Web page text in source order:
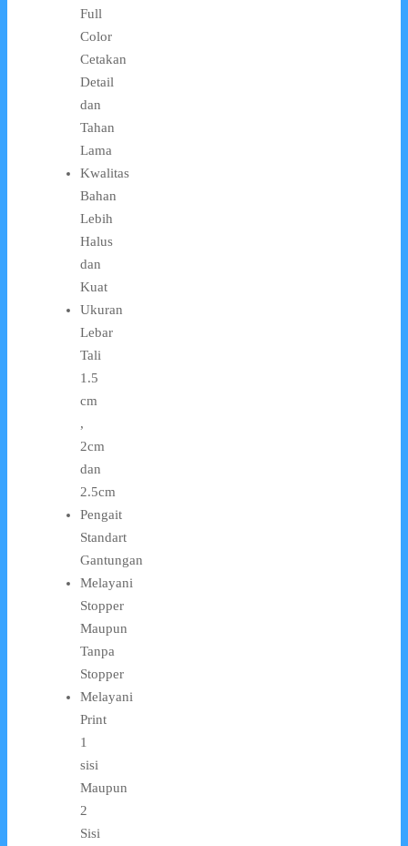
Full
Color
Cetakan
Detail
dan
Tahan
Lama
Kwalitas
Bahan
Lebih
Halus
dan
Kuat
Ukuran
Lebar
Tali
1.5
cm
,
2cm
dan
2.5cm
Pengait
Standart
Gantungan
Melayani
Stopper
Maupun
Tanpa
Stopper
Melayani
Print
1
sisi
Maupun
2
Sisi